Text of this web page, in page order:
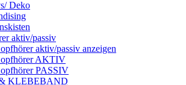
Deko
aktiv/passiv
aktiv/passiv anzeigen
AKTIV
PASSIV
KLEBEBAND